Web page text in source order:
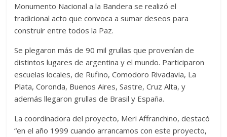
Monumento Nacional a la Bandera se realizó el
tradicional acto que convoca a sumar deseos para
construir entre todos la Paz.
Se plegaron más de 90 mil grullas que provenían de
distintos lugares de argentina y el mundo. Participaron
escuelas locales, de Rufino, Comodoro Rivadavia, La
Plata, Coronda, Buenos Aires, Sastre, Cruz Alta, y
además llegaron grullas de Brasil y España.
La coordinadora del proyecto, Meri Affranchino, destacó
“en el año 1999 cuando arrancamos con este proyecto,